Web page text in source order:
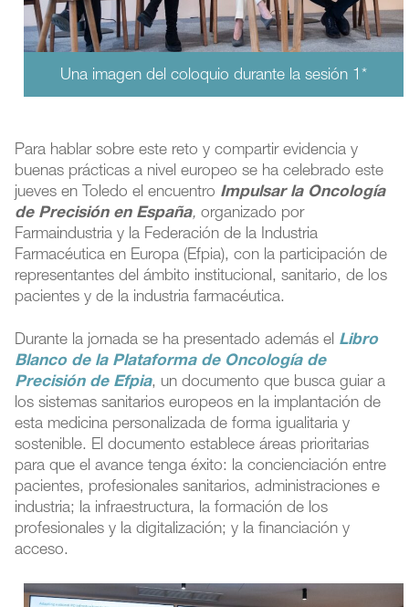
Una imagen del coloquio durante la sesión 1*
Para hablar sobre este reto y compartir evidencia y
buenas prácticas a nivel europeo se ha celebrado este
jueves en Toledo el encuentro Impulsar la Oncología
de Precisión en España,organizado por
Farmaindustria y la Federación de la Industria
Farmacéutica en Europa (Efpia), con la participación de
representantes del ámbito institucional, sanitario, de los
pacientes y de la industria farmacéutica.
Durante la jornada se ha presentado además el Libro
Blanco de la Plataforma de Oncología de
Precisión de Efpia, un documento que busca guiar a
los sistemas sanitarios europeos en la implantación de
esta medicina personalizada de forma igualitaria y
sostenible. El documento establece áreas prioritarias
para que el avance tenga éxito: la concienciación entre
pacientes, profesionales sanitarios, administraciones e
industria; la infraestructura, la formación de los
profesionales y la digitalización; y la financiación y
acceso.